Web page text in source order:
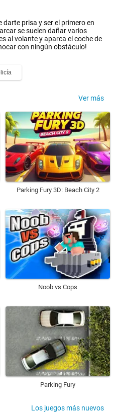
darte prisa y ser el primero en
se suelen dañar varios
al volante y aparca el coche de
con ningún obstáculo!
Ver más
Parking Fury 3D: Beach City 2
Noob vs Cops
Parking Fury
Los juegos más nuevos